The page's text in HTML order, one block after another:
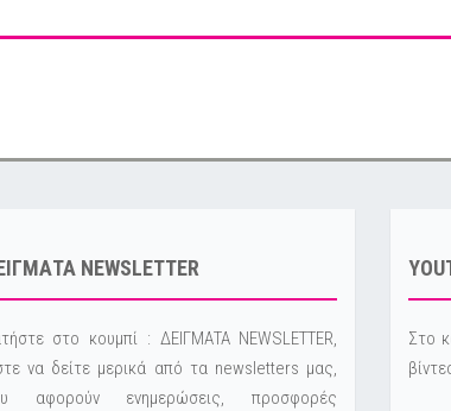
NEWSLETTER
στο κουμπί : ΔΕΙΓΜΑΤΑ NEWSLETTER,
να δείτε μερικά από τα newsletters μας,
αφορούν ενημερώσεις, προσφορές
Στο